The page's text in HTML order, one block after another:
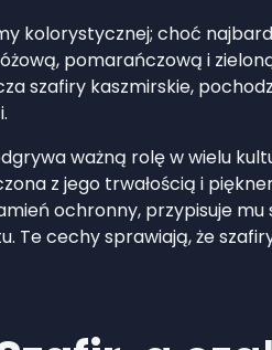
kolorystycznej; choć
pomarańczową i
szafiry kaszmirskie,
ważną rolę w wielu
z jego trwałością i
ochronny, przypisuje
Te cechy sprawiają, że